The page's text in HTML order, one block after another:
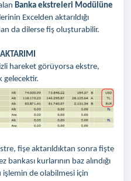
Banka ekstreleri Modülüne
Excelden aktarıldığı
da dilerse fiş oluşturabilir.
hareket görüyorsa ekstre,
gelecektir.
fişe aktarıldıktan sonra fişte
kurlarının baz alındığı
işlemin de olabilmesi için